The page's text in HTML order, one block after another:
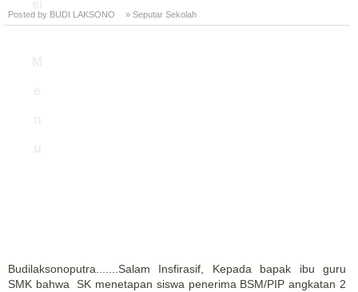
Posted by BUDI LAKSONO » Seputar Sekolah
Budilaksonoputra.......Salam Insfirasif, Kepada bapak ibu guru
SMK bahwa SK menetapan siswa penerima BSM/PIP angkatan 2